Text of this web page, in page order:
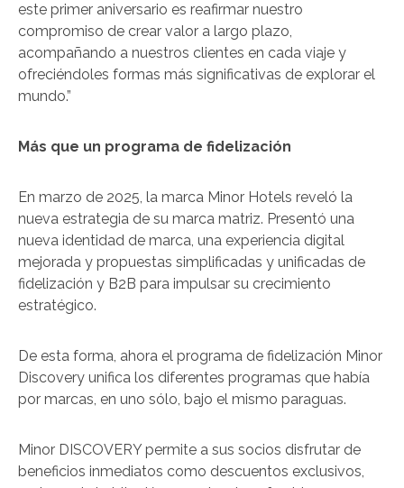
este primer aniversario es reafirmar nuestro
compromiso de crear valor a largo plazo,
acompañando a nuestros clientes en cada viaje y
ofreciéndoles formas más significativas de explorar el
mundo.”
Más que un programa de fidelización
En marzo de 2025, la marca Minor Hotels reveló la
nueva estrategia de su marca matriz. Presentó una
nueva identidad de marca, una experiencia digital
mejorada y propuestas simplificadas y unificadas de
fidelización y B2B para impulsar su crecimiento
estratégico.
De esta forma, ahora el programa de fidelización Minor
Discovery unifica los diferentes programas que había
por marcas, en uno sólo, bajo el mismo paraguas.
Minor DISCOVERY permite a sus socios disfrutar de
beneficios inmediatos como descuentos exclusivos,